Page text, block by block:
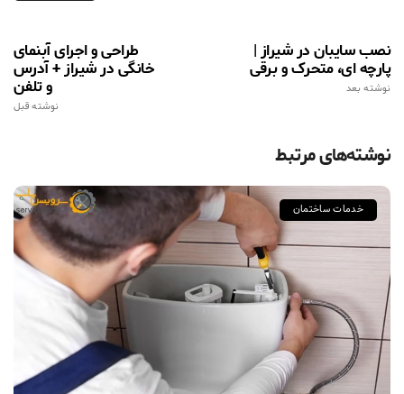
طراحی و اجرای آبنمای
خانگی در شیراز + آدرس
و تلفن
نوشته قبل
نصب سایبان در شیراز |
پارچه ای، متحرک و برقی
نوشته بعد
نوشته‌های مرتبط
خدمات ساختمان